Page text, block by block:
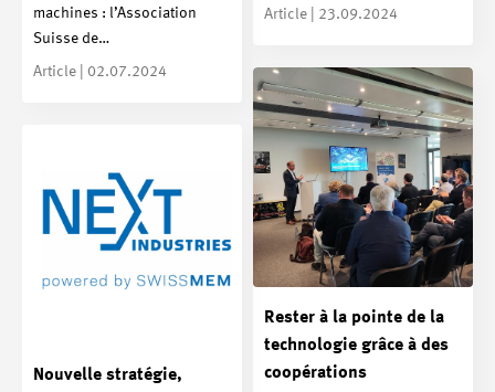
Article | 23.09.2024
machines : l’Association
Suisse de…
Article | 02.07.2024
Rester à la pointe de la
technologie grâce à des
coopérations
Nouvelle stratégie,